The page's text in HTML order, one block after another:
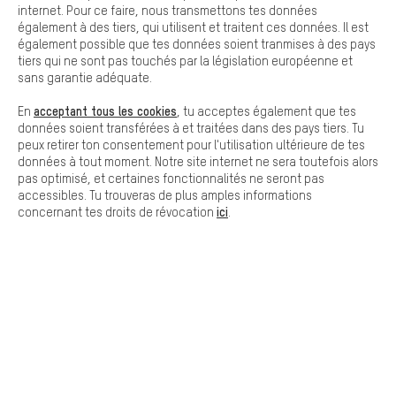
LIVRAISON RAPIDE
Laisse-toi conseiller
Rappel Programmé
Les cookies de base garantissent que tu puisses utiliser les
fonctions de notre site web.
internet. Pour ce faire, nous transmettons tes données
également à des tiers, qui utilisent et traitent ces données. Il est
également possible que tes données soient tranmises à des pays
tiers qui ne sont pas touchés par la législation européenne et
sans garantie adéquate.
En acceptant tous les cookies , tu acceptes également que tes
données soient transférées à et traitées dans des pays tiers. Tu
peux retirer ton consentement pour l'utilisation ultérieure de tes
données à tout moment. Notre site internet ne sera toutefois alors
pas optimisé, et certaines fonctionnalités ne seront pas
accessibles. Tu trouveras de plus amples informations
concernant tes droits de révocation ici